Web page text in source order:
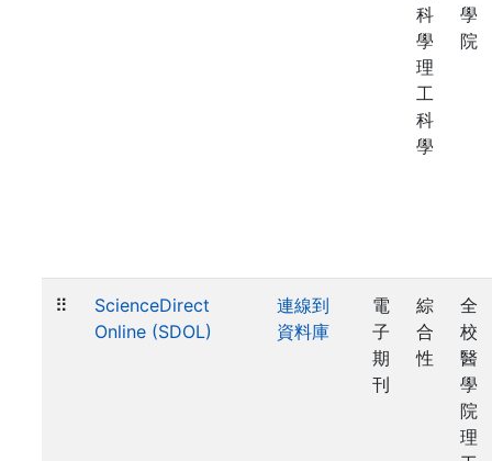
科
學
理
工
科
學
學
院
⠿
ScienceDirect
Online (SDOL)
連線到
資料庫
電
子
期
刊
綜
合
性
全
校
醫
學
院
理